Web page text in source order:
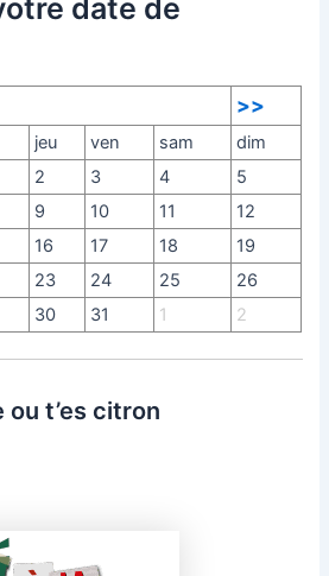
date de
>>
jeu ven sam
dim
2 3 4
5
9 10 11
12
16 17 18
19
23 24 25
26
30 31 1 2
ou t’es citron